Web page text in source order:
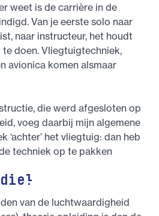
weet is de carrière in de
Van je eerste solo naar
naar instructeur, het houdt
doen. Vliegtuigtechniek,
avionica komen alsmaar
die werd afgesloten op
voeg daarbij mijn algemene
‘achter’ het vliegtuig: dan heb
techniek op te pakken
van de luchtwaardigheid